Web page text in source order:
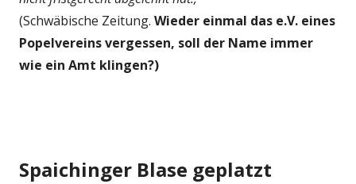
(Schwäbische Zeitung. Wieder einmal das e.V. eines
Popelvereins vergessen, soll der Name immer
wie ein Amt klingen?)
Spaichinger Blase geplatzt